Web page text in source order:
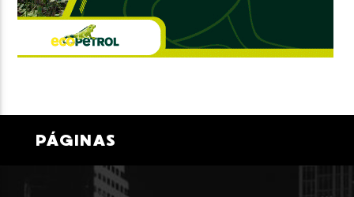
PÁGINAS